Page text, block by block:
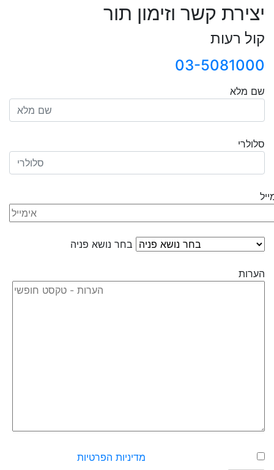
יצירת קשר וזימון תור
קול רעות
03-5081000
שם מלא
סלולרי
בחר נושא פניה
הערות
מדיניות הפרטיות